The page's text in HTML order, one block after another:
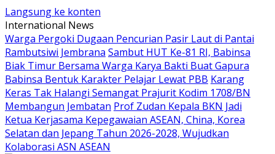
Langsung ke konten
International News
Warga Pergoki Dugaan Pencurian Pasir Laut di Pantai
Rambutsiwi Jembrana Sambut HUT Ke-81 RI, Babinsa
Biak Timur Bersama Warga Karya Bakti Buat Gapura
Babinsa Bentuk Karakter Pelajar Lewat PBB Karang
Keras Tak Halangi Semangat Prajurit Kodim 1708/BN
Membangun Jembatan Prof Zudan Kepala BKN Jadi
Ketua Kerjasama Kepegawaian ASEAN, China, Korea
Selatan dan Jepang Tahun 2026-2028, Wujudkan
Kolaborasi ASN ASEAN